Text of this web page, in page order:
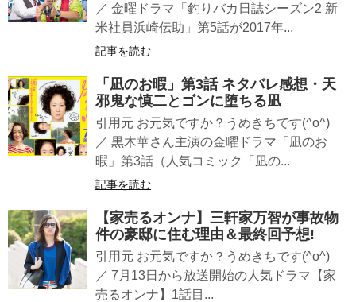
／ 金曜ドラマ「釣りバカ日誌シーズン2 新
米社員浜崎伝助」第5話が2017年...
記事を読む
「凪のお暇」第3話 ネタバレ感想・天
邪鬼な慎二とゴンに堕ちる凪
引用元 お元気ですか？うめきちです(^o^)
／ 黒木華さん主演の金曜ドラマ「凪のお
暇」第3話（人気コミック「凪の...
記事を読む
【家売るオンナ】三軒家万智が事故物
件の豪邸に住む理由＆最終回予想!
引用元 お元気ですか？うめきちです(^o^)
／ 7月13日から放送開始の人気ドラマ【家
売るオンナ】1話目...